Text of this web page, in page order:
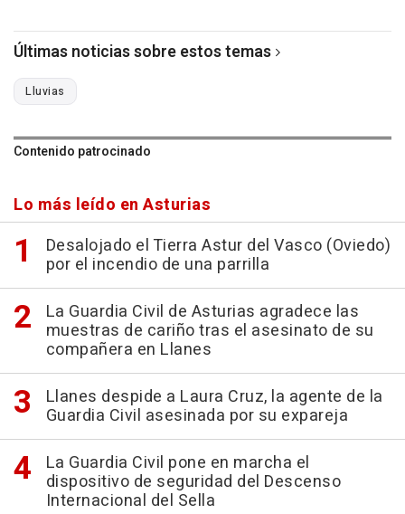
Últimas noticias sobre estos temas
Lluvias
Contenido patrocinado
Lo más leído en Asturias
Desalojado el Tierra Astur del Vasco (Oviedo)
por el incendio de una parrilla
La Guardia Civil de Asturias agradece las
muestras de cariño tras el asesinato de su
compañera en Llanes
Llanes despide a Laura Cruz, la agente de la
Guardia Civil asesinada por su expareja
La Guardia Civil pone en marcha el
dispositivo de seguridad del Descenso
Internacional del Sella